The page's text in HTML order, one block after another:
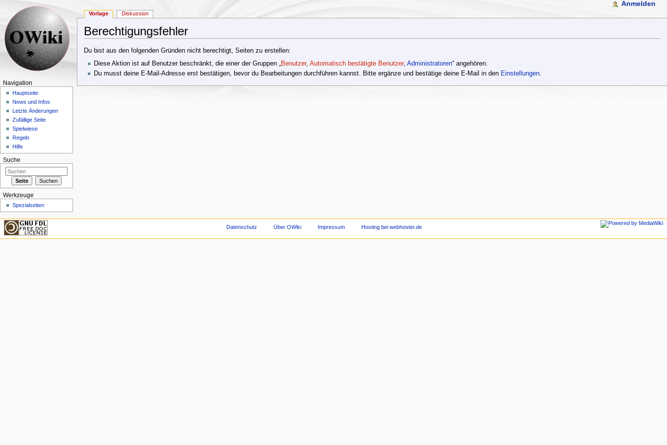
Berechtigungsfehler
Du bist aus den folgenden Gründen nicht berechtigt, Seiten zu erstellen:
Diese Aktion ist auf Benutzer beschränkt, die einer der Gruppen „
Benutzer, Automatisch bestätigte Benutzer, Administratoren“ angehören.
Du musst deine E-Mail-Adresse erst bestätigen, bevor du Bearbeitungen durchführen kannst. Bitte ergänze und bestätige deine E-Mail in den Einstellungen.
Vorlage Diskussion
Anmelden
Navigation
Hauptseite
News und Infos
Letzte Änderungen
Zufällige Seite
Spielwiese
Regeln
Hilfe
Suche
Werkzeuge
Spezialseiten
Datenschutz Über OWiki Impressum Hosting bei webhoster.de